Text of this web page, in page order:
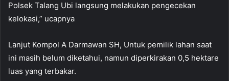
Polsek Talang Ubi langsung melakukan pengecekan
kelokasi,” ucapnya
Lanjut Kompol A Darmawan SH, Untuk pemilik lahan saat
ini masih belum diketahui, namun diperkirakan 0,5 hektare
luas yang terbakar.